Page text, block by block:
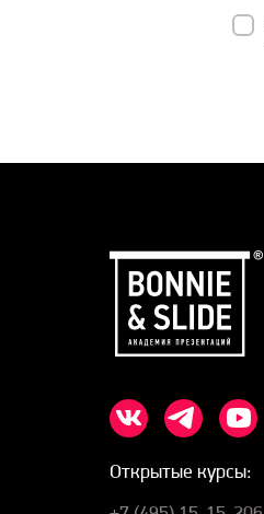
Открытые курсы: